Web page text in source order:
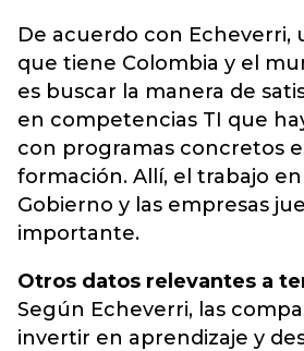
De acuerdo con Echeverri,
que tiene Colombia y el
es buscar la manera de
en competencias TI que
con programas concretos
formación. Allí, el trabajo
Gobierno y las empresas
importante.
Otros datos relevantes a
Según Echeverri, las
invertir en aprendizaje y